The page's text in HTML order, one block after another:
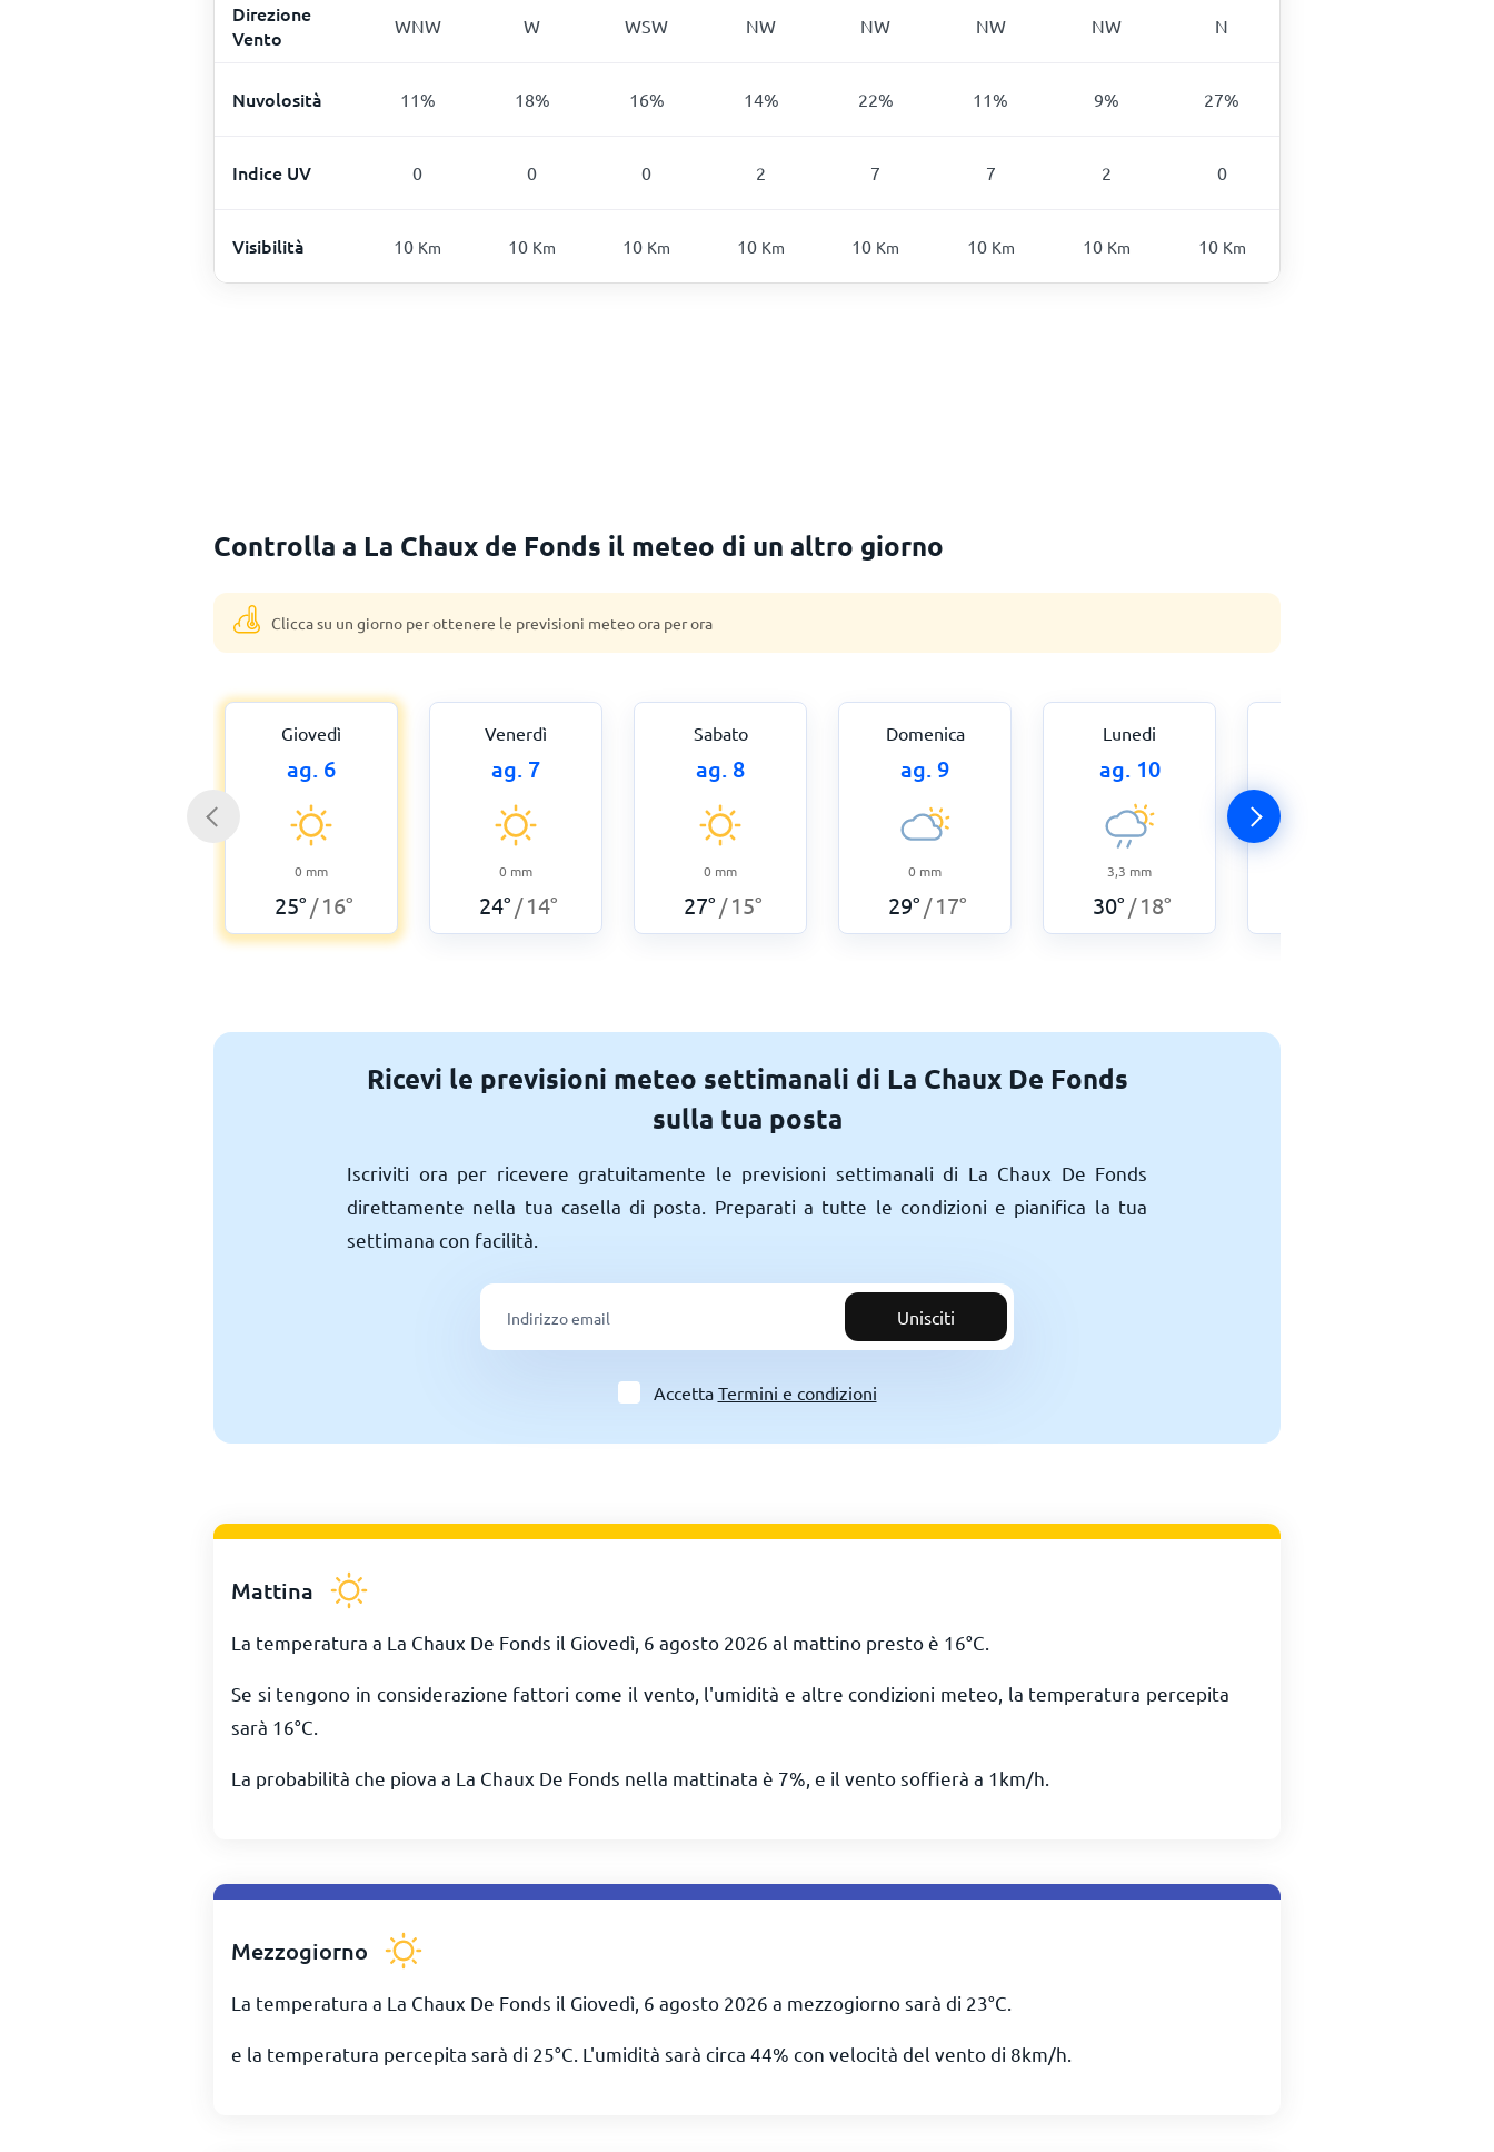
Direzione
Vento
WNW W WSW NW NW NW NW N
Nuvolosità 11% 18% 16% 14% 22% 11% 9% 27%
Indice UV 0 0 0 2 7 7 2 0
Visibilità 10 Km 10 Km 10 Km 10 Km 10 Km 10 Km 10 Km 10 Km
Controlla a La Chaux de Fonds il meteo di un altro giorno
Clicca su un giorno per ottenere le previsioni meteo ora per ora
Giovedì
ag. 6
0 mm
25° / 16°
Venerdì
ag. 7
0 mm
24° / 14°
Sabato
ag. 8
0 mm
27° / 15°
Domenica
ag. 9
0 mm
29° / 17°
Lunedi
ag. 10
3,3 mm
30° / 18°
Ricevi le previsioni meteo settimanali di La Chaux De Fonds
sulla tua posta
Iscriviti ora per ricevere gratuitamente le previsioni settimanali di La Chaux De Fonds
direttamente nella tua casella di posta. Preparati a tutte le condizioni e pianifica la tua
settimana con facilità.
Unisciti
Accetta Termini e condizioni
Mattina
La temperatura a La Chaux De Fonds il Giovedì, 6 agosto 2026 al mattino presto è 16°C
Se si tengono in considerazione fattori come il vento, l'umidità e altre condizioni meteo, la temperatura percepita
sarà 16°C
La probabilità che piova a La Chaux De Fonds nella mattinata è 7%, e il vento soffierà a 1km/h
Mezzogiorno
La temperatura a La Chaux De Fonds il Giovedì, 6 agosto 2026 a mezzogiorno sarà di 23°C
e la temperatura percepita sarà di 25°C . L'umidità sarà circa 44% con velocità del vento di 8km/h